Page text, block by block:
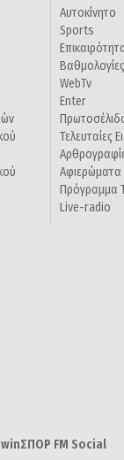
Αυτοκίνητο
Sports
Βαθμολογίες
WebTv
Enter
Τελευταίες
Αφιερώματα
Πρόγραμμα
Live-radio
FM Social